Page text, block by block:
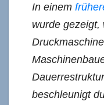
In einem
wurde gezeigt,
beschleunigt